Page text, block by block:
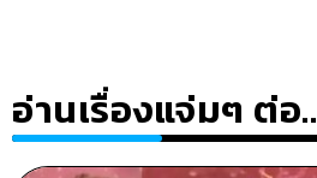
อ่านเรื่องแจ่มๆ ต่อ..